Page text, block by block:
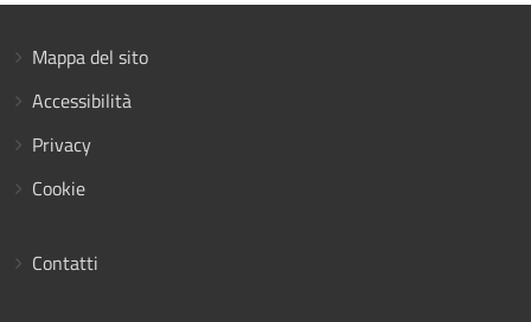
Mappa del sito
Accessibilità
Privacy
Cookie
Contatti